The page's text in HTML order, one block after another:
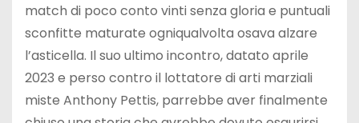
match di poco conto vinti senza gloria e puntuali
sconfitte maturate ogniqualvolta osava alzare
l’asticella. Il suo ultimo incontro, datato aprile
2023 e perso contro il lottatore di arti marziali
miste Anthony Pettis, parrebbe aver finalmente